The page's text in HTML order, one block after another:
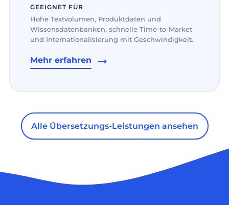
GEEIGNET FÜR
Hohe Textvolumen, Produktdaten und
Wissensdatenbanken, schnelle Time-to-Market
und Internationalisierung mit Geschwindigkeit.
Mehr erfahren
Alle Übersetzungs-Leistungen ansehen